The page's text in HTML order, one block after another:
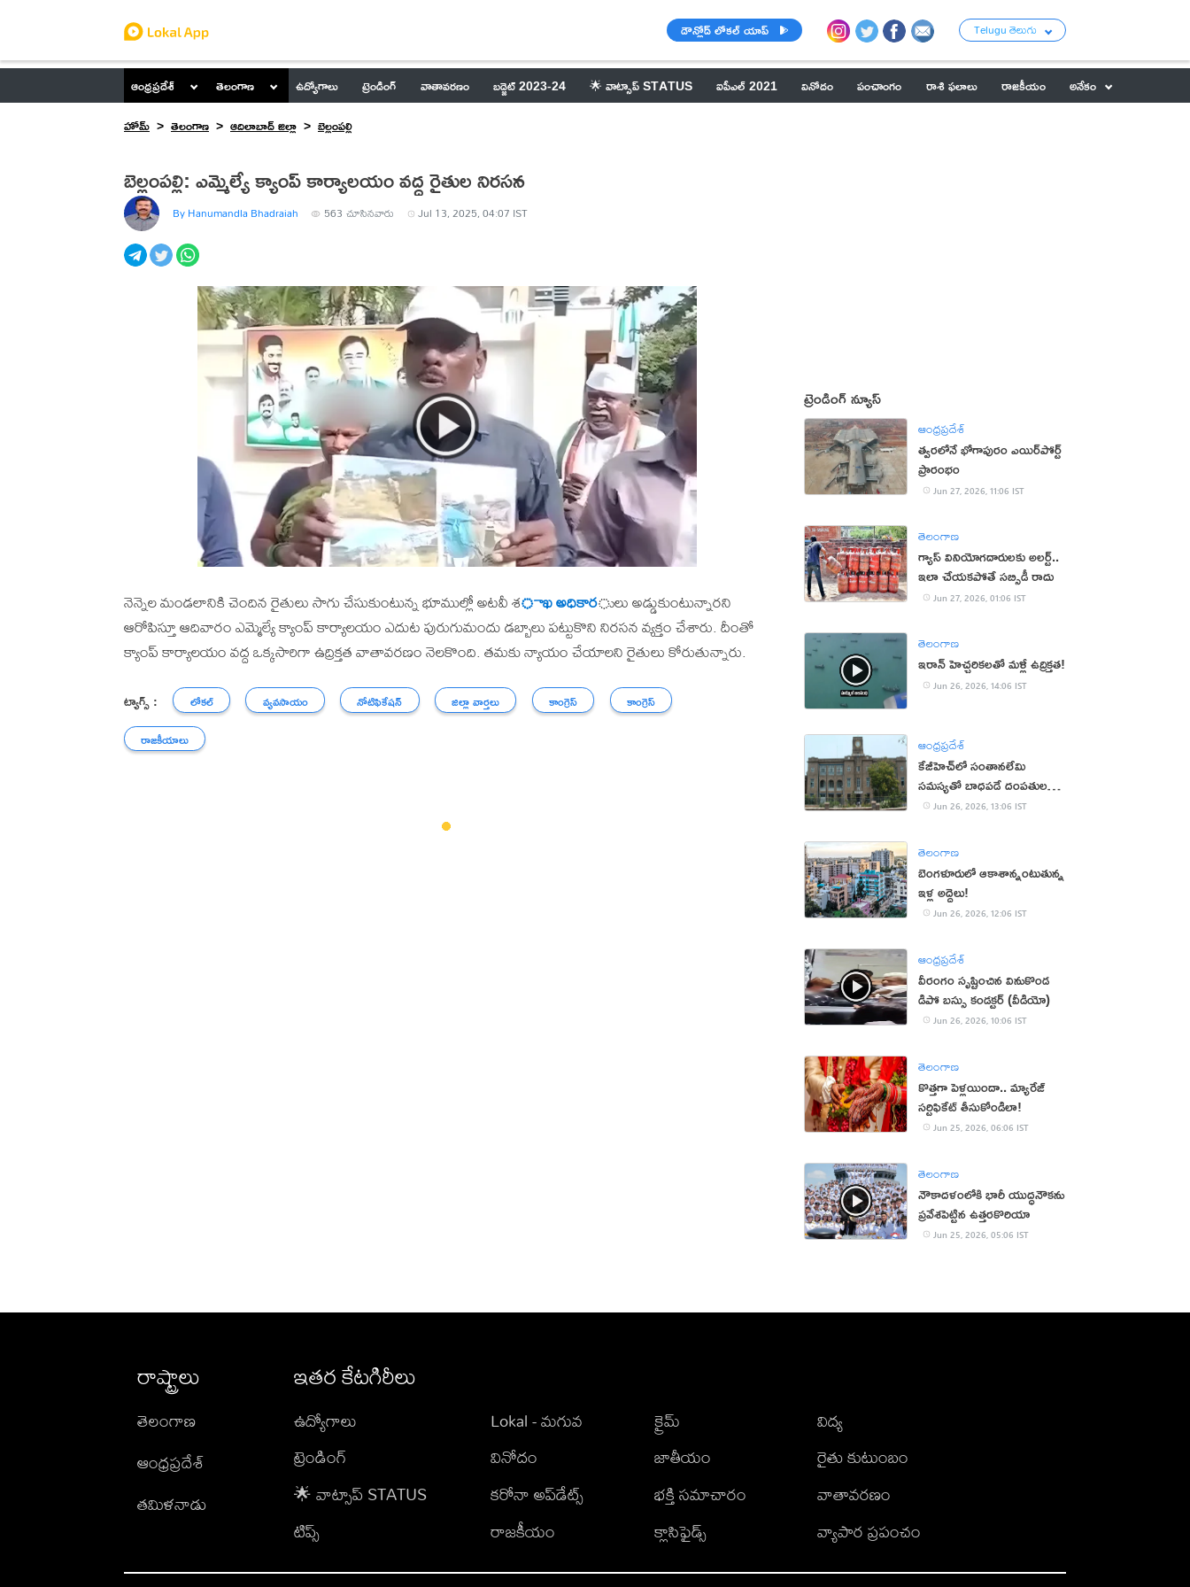
డౌన్లోడ్ లోకల్ యాప్ Telugu తెలుగు
ఆంధ్రప్రదేశ్ తెలంగాణ ఉద్యోగాలు ట్రెండింగ్ వాతావరణం బడ్జెట్ 2023-24 🌟 వాట్సాప్ STATUS ఐపీఎల్ 2021 వినోదం పంచాంగం రాశి ఫలాలు రాజకీయం
అనేకం
హోమ్
తెలంగాణ ఆదిలాబాద్ జిల్లా బెల్లంపల్లి
బెల్లంపల్లి: ఎమ్మెల్యే క్యాంప్ కార్యాలయం వద్ద రైతుల నిరసన
By Hanumandla Bhadraiah 563 చూసినవారు Jul 13, 2025, 04:07 IST
నెన్నెల మండలానికి చెందిన రైతులు సాగు చేసుకుంటున్న భూముల్లో అటవీ శాఖ అధికారులు అడ్డుకుంటున్నారని
ఆరోపిస్తూ ఆదివారం ఎమ్మెల్యే క్యాంప్ కార్యాలయం ఎదుట పురుగుమందు డబ్బాలు పట్టుకొని నిరసన వ్యక్తం చేశారు. దీంతో
క్యాంప్ కార్యాలయం వద్ద ఒక్కసారిగా ఉద్రిక్తత వాతావరణం నెలకొంది. తమకు న్యాయం చేయాలని రైతులు కోరుతున్నారు.
ట్యాగ్స్ : లోకల్ వ్యవసాయం నోటిఫికేషన్ జిల్లా వార్తలు కాంగ్రెస్ కాంగ్రెస్
రాజకీయాలు
ట్రెండింగ్ న్యూస్
ఆంధ్రప్రదేశ్
త్వరలోనే భోగాపురం ఎయిర్‌పోర్ట్
ప్రారంభం
Jun 27, 2026, 11:06 IST
తెలంగాణ
గ్యాస్ వినియోగదారులకు అలర్ట్..
ఇలా చేయకపోతే సబ్సిడీ రాదు
Jun 27, 2026, 01:06 IST
తెలంగాణ
ఇరాన్ హెచ్చరికలతో మళ్లీ ఉద్రిక్తత!
Jun 26, 2026, 14:06 IST
ఆంధ్రప్రదేశ్
కేజీహెచ్‌లో సంతానలేమి
సమస్యతో బాధపడే దంపతులకు
ఉచితంగా చికిత్స
Jun 26, 2026, 13:06 IST
తెలంగాణ
బెంగళూరులో ఆకాశాన్నంటుతున్న
ఇళ్ల అద్దెలు!
Jun 26, 2026, 12:06 IST
ఆంధ్రప్రదేశ్
వీరంగం సృష్టించిన వినుకొండ
డిపో బస్సు కండక్టర్ (వీడియో)
Jun 26, 2026, 10:06 IST
తెలంగాణ
కొత్తగా పెళ్లయిందా.. మ్యారేజ్
సర్టిఫికేట్ తీసుకోండిలా!
Jun 25, 2026, 06:06 IST
తెలంగాణ
నౌకాద‌ళంలోకి భారీ యుద్ధ‌నౌక‌ను
ప్ర‌వేశ‌పెట్టిన ఉత్త‌ర‌కొరియా
Jun 25, 2026, 05:06 IST
రాష్ట్రాలు
తెలంగాణ
ఆంధ్రప్రదేశ్
తమిళనాడు
ఇతర కేటగిరీలు
ఉద్యోగాలు
ట్రెండింగ్
🌟 వాట్సాప్ STATUS
టిప్స్
Lokal - మగువ
వినోదం
కరోనా అప్‌డేట్స్
రాజకీయం
క్రైమ్
జాతీయం
భక్తి సమాచారం
క్లాసిఫైడ్స్
విద్య
రైతు కుటుంబం
వాతావరణం
వ్యాపార ప్రపంచం